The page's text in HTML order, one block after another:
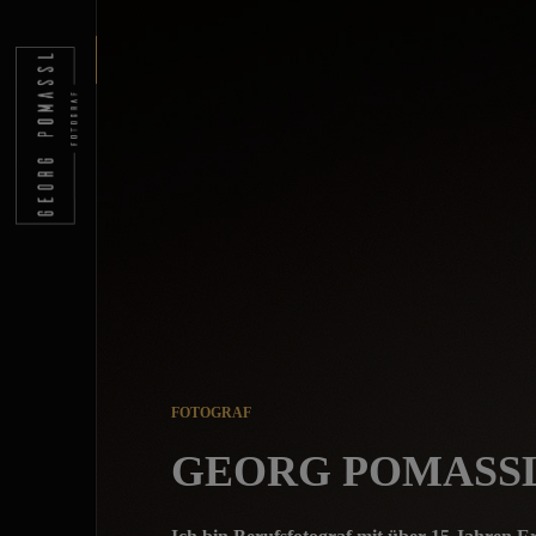
FOTOGRAF
GEORG